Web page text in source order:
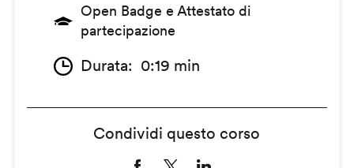
Open Badge e Attestato di
partecipazione
Durata 0:19 min
Condividi questo corso